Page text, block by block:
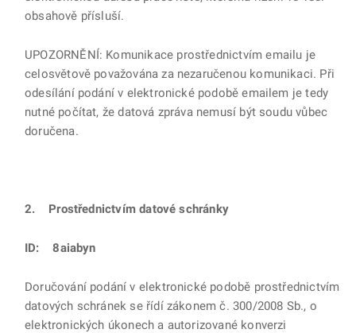
obsahově přísluší.
UPOZORNĚNÍ: Komunikace prostřednictvím emailu je
celosvětově považována za nezaručenou komunikaci. Při
odesílání podání v elektronické podobě emailem je tedy
nutné počítat, že datová zpráva nemusí být soudu vůbec
doručena.
2. Prostřednictvím datové schránky
ID: 8aiabyn
Doručování podání v elektronické podobě prostřednictvím
datových schránek se řídí zákonem č. 300/2008 Sb., o
elektronických úkonech a autorizované konverzi